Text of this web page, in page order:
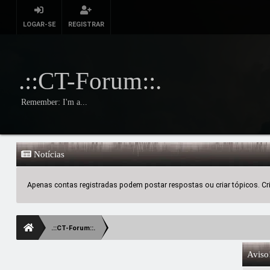
LOGAR-SE REGISTRAR
.::CT-Forum::.
Remember: I'm a...
Notícias
Apenas contas registradas podem postar respostas ou criar tópicos.
.::CT-Forum::.